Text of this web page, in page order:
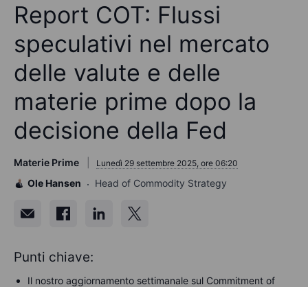
Report COT: Flussi
speculativi nel mercato
delle valute e delle
materie prime dopo la
decisione della Fed
Materie Prime Lunedì 29 settembre 2025, ore 06:20
Ole Hansen Head of Commodity Strategy
Punti chiave:
Il nostro aggiornamento settimanale sul Commitment of